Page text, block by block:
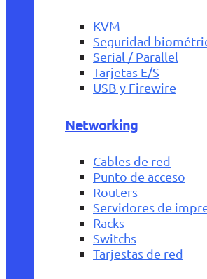
KVM
Seguridad
Serial / Parallel
Tarjetas E/S
USB y Firewire
Networking
Cables de red
Punto de acceso
Routers
Servidores de
Racks
Switchs
Tarjestas de red